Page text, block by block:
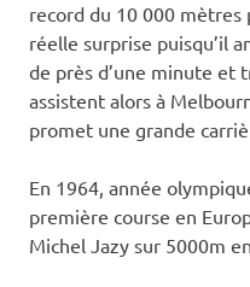
record du 10 000 mètres
réelle surprise puisqu’il
de près d’une minute et
assistent alors à
promet une grande
En 1964, année
première course en
Michel Jazy sur 5000m en